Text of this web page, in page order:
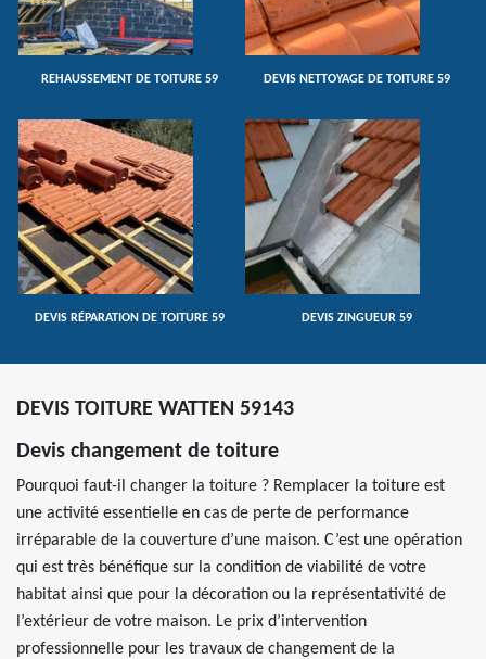
REHAUSSEMENT DE TOITURE 59 DEVIS NETTOYAGE DE TOITURE 59
DEVIS RÉPARATION DE TOITURE 59 DEVIS ZINGUEUR 59
DEVIS TOITURE WATTEN 59143
Devis changement de toiture
Pourquoi faut-il changer la toiture ? Remplacer la toiture est
une activité essentielle en cas de perte de performance
irréparable de la couverture d’une maison. C’est une opération
qui est très bénéfique sur la condition de viabilité de votre
habitat ainsi que pour la décoration ou la représentativité de
l’extérieur de votre maison. Le prix d’intervention
professionnelle pour les travaux de changement de la